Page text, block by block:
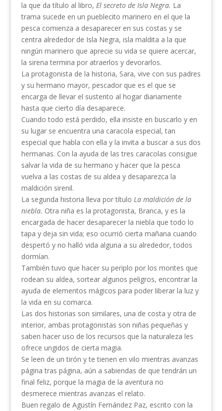
la que da título al libro, El secreto de Isla Negra. La
trama sucede en un pueblecito marinero en el que la
pesca comienza a desaparecer en sus costas y se
centra alrededor de Isla Negra, isla maldita a la que
ningún marinero que aprecie su vida se quiere acercar,
la sirena termina por atraerlos y devorarlos.
La protagonista de la historia, Sara, vive con sus padres
y su hermano mayor, pescador que es el que se
encarga de llevar el sustento al hogar diariamente
hasta que cierto día desaparece.
Cuando todo está perdido, ella insiste en buscarlo y en
su lugar se encuentra una caracola especial, tan
especial que habla con ella y la invita a buscar a sus dos
hermanas. Con la ayuda de las tres caracolas consigue
salvar la vida de su hermano y hacer que la pesca
vuelva a las costas de su aldea y desaparezca la
maldición sirenil.
La segunda historia lleva por título La maldición de la
niebla. Otra niña es la protagonista, Branca, y es la
encargada de hacer desaparecer la niebla que todo lo
tapa y deja sin vida; eso ocurrió cierta mañana cuando
despertó y no halló vida alguna a su alrededor, todos
dormían.
También tuvo que hacer su periplo por los montes que
rodean su aldea, sortear algunos peligros, encontrar la
ayuda de elementos mágicos para poder liberar la luz y
la vida en su comarca.
Las dos historias son similares, una de costa y otra de
interior, ambas protagonistas son niñas pequeñas y
saben hacer uso de los recursos que la naturaleza les
ofrece ungidos de cierta magia.
Se leen de un tirón y te tienen en vilo mientras avanzas
página tras página, aún a sabiendas de que tendrán un
final feliz, porque la magia de la aventura no
desmerece mientras avanzas el relato.
Buen regalo de Agustín Fernández Paz, escrito con la